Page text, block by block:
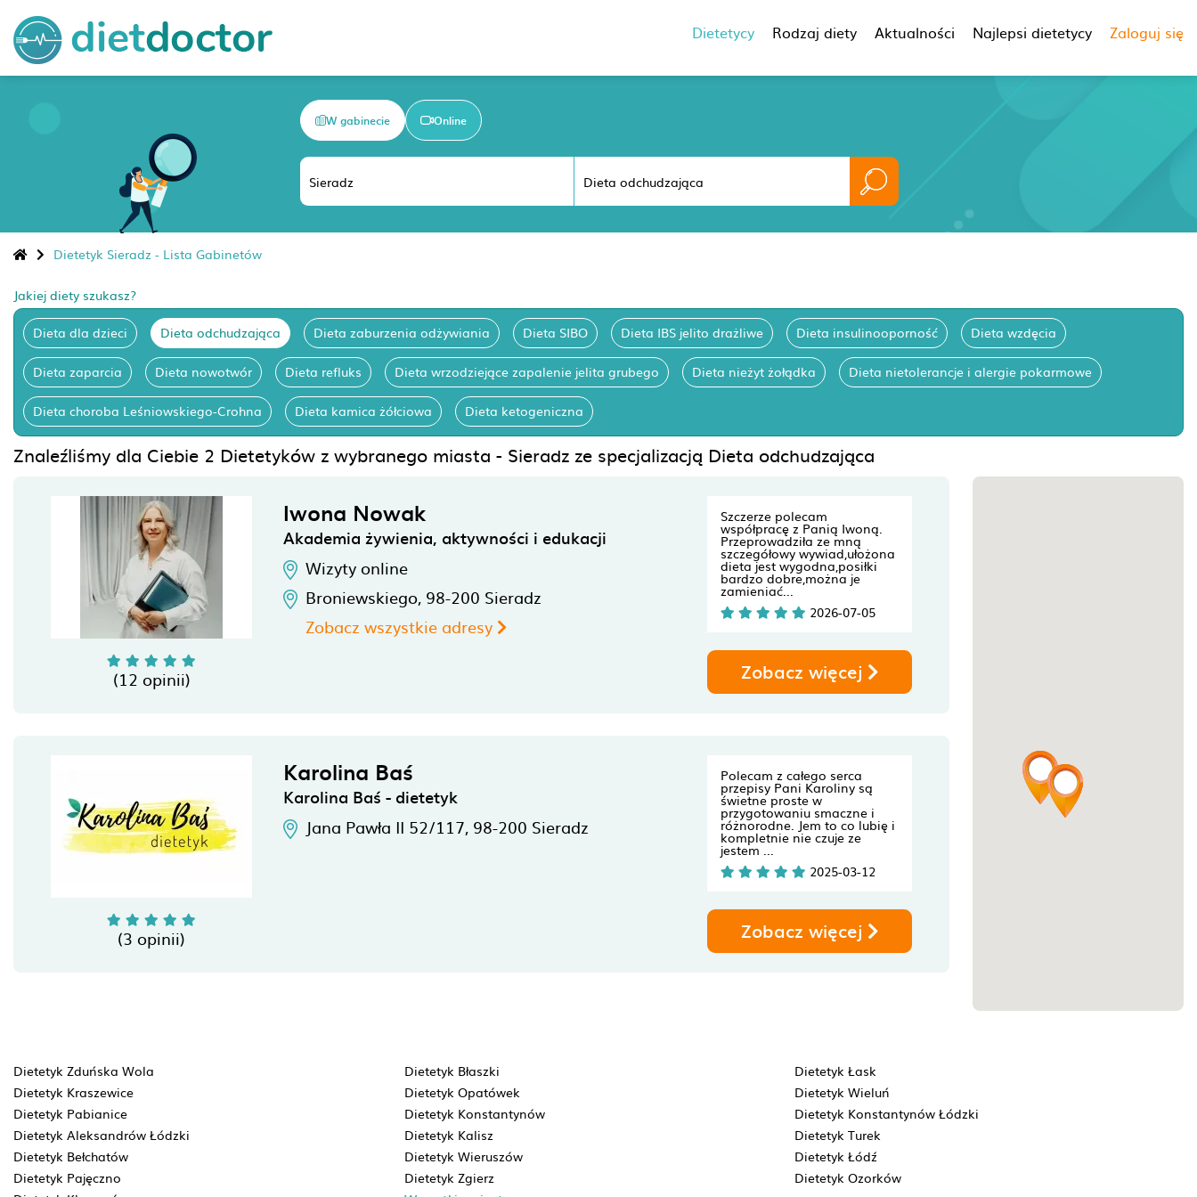
Dietetycy Rodzaj diety Aktualności Najlepsi dietetycy Zaloguj się
W gabinecie Online
Dietetyk Sieradz - Lista Gabinetów
Jakiej diety szukasz?
Dieta dla dzieci Dieta odchudzająca Dieta zaburzenia odżywiania Dieta SIBO Dieta IBS jelito drażliwe Dieta insulinooporność Dieta wzdęcia
Dieta zaparcia Dieta nowotwór Dieta refluks Dieta wrzodziejące zapalenie jelita grubego Dieta nieżyt żołądka Dieta nietolerancje i alergie pokarmowe
Dieta choroba Leśniowskiego-Crohna Dieta kamica żółciowa Dieta ketogeniczna
Znaleźliśmy dla Ciebie 2 Dietetyków z wybranego miasta - Sieradz ze specjalizacją Dieta odchudzająca
(12 opinii)
Iwona Nowak
Akademia żywienia, aktywności i edukacji
Wizyty online
Broniewskiego, 98-200 Sieradz
Zobacz wszystkie adresy
Szczerze polecam
współpracę z Panią Iwoną.
Przeprowadziła ze mną
szczegółowy wywiad,ułożona
dieta jest wygodna,posiłki
bardzo dobre,można je
zamieniać...
2026-07-05
Zobacz więcej
(3 opinii)
Karolina Baś
Karolina Baś - dietetyk
Jana Pawła II 52/117, 98-200 Sieradz
Polecam z całego serca
przepisy Pani Karoliny są
świetne proste w
przygotowaniu smaczne i
różnorodne. Jem to co lubię i
kompletnie nie czuje ze
jestem ...
2025-03-12
Zobacz więcej
Dietetyk Zduńska Wola Dietetyk Błaszki
Dietetyk Łask
Dietetyk Kraszewice
Dietetyk Opatówek
Dietetyk Wieluń
Dietetyk Pabianice
Dietetyk Konstantynów
Dietetyk Konstantynów Łódzki
Dietetyk Aleksandrów Łódzki
Dietetyk Kalisz
Dietetyk Turek
Dietetyk Bełchatów
Dietetyk Wieruszów
Dietetyk Łódź
Dietetyk Pajęczno
Dietetyk Zgierz
Dietetyk Ozorków